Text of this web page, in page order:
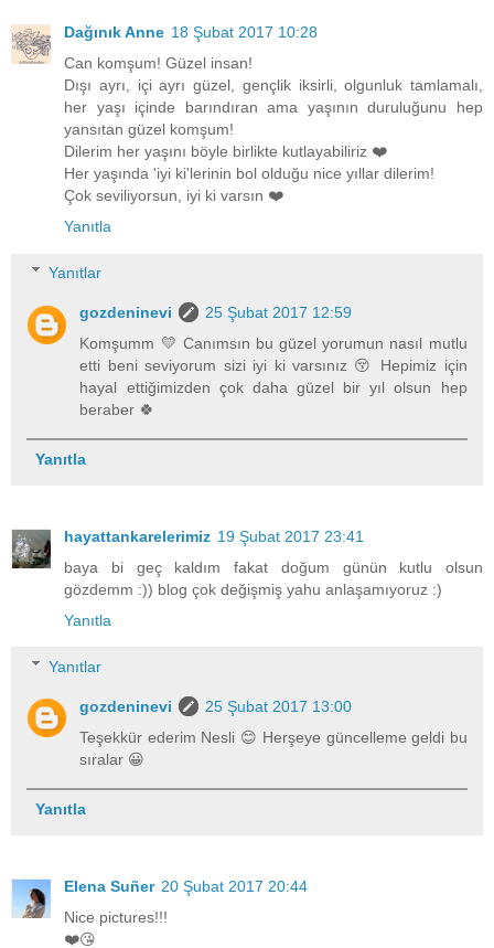
Dağınık Anne 18 Şubat 2017 10:28
Can komşum! Güzel insan!
Dışı ayrı, içi ayrı güzel, gençlik iksirli, olgunluk tamlamalı,
her yaşı içinde barındıran ama yaşının duruluğunu hep
yansıtan güzel komşum!
Dilerim her yaşını böyle birlikte kutlayabiliriz ❤️
Her yaşında 'iyi ki'lerinin bol olduğu nice yıllar dilerim!
Çok seviliyorsun, iyi ki varsın ❤️
Yanıtla
Yanıtlar
gozdeninevi
25 Şubat 2017 12:59
Komşumm 💛 Canımsın bu güzel yorumun nasıl mutlu
etti beni seviyorum sizi iyi ki varsınız 😚 Hepimiz için
hayal ettiğimizden çok daha güzel bir yıl olsun hep
beraber 🍀
Yanıtla
hayattankarelerimiz 19 Şubat 2017 23:41
baya bi geç kaldım fakat doğum günün kutlu olsun
gözdemm :)) blog çok değişmiş yahu anlaşamıyoruz :)
Yanıtla
Yanıtlar
gozdeninevi
25 Şubat 2017 13:00
Teşekkür ederim Nesli 😊 Herşeye güncelleme geldi bu
sıralar 😀
Yanıtla
Elena Suñer 20 Şubat 2017 20:44
Nice pictures!!!
❤️😘